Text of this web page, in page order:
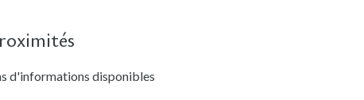
d'informations disponibles